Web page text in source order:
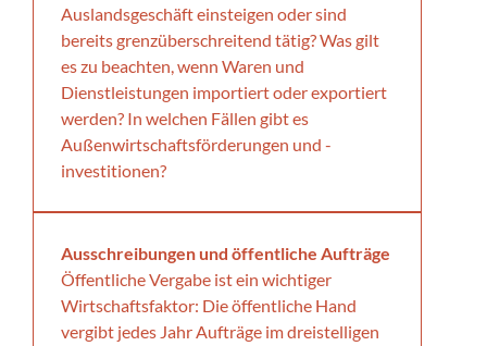
Auslandsgeschäft einsteigen oder sind
bereits grenzüberschreitend tätig? Was gilt
es zu beachten, wenn Waren und
Dienstleistungen importiert oder exportiert
werden? In welchen Fällen gibt es
Außenwirtschaftsförderungen und -
investitionen?
Ausschreibungen und öffentliche Aufträge
Öffentliche Vergabe ist ein wichtiger
Wirtschaftsfaktor: Die öffentliche Hand
vergibt jedes Jahr Aufträge im dreistelligen